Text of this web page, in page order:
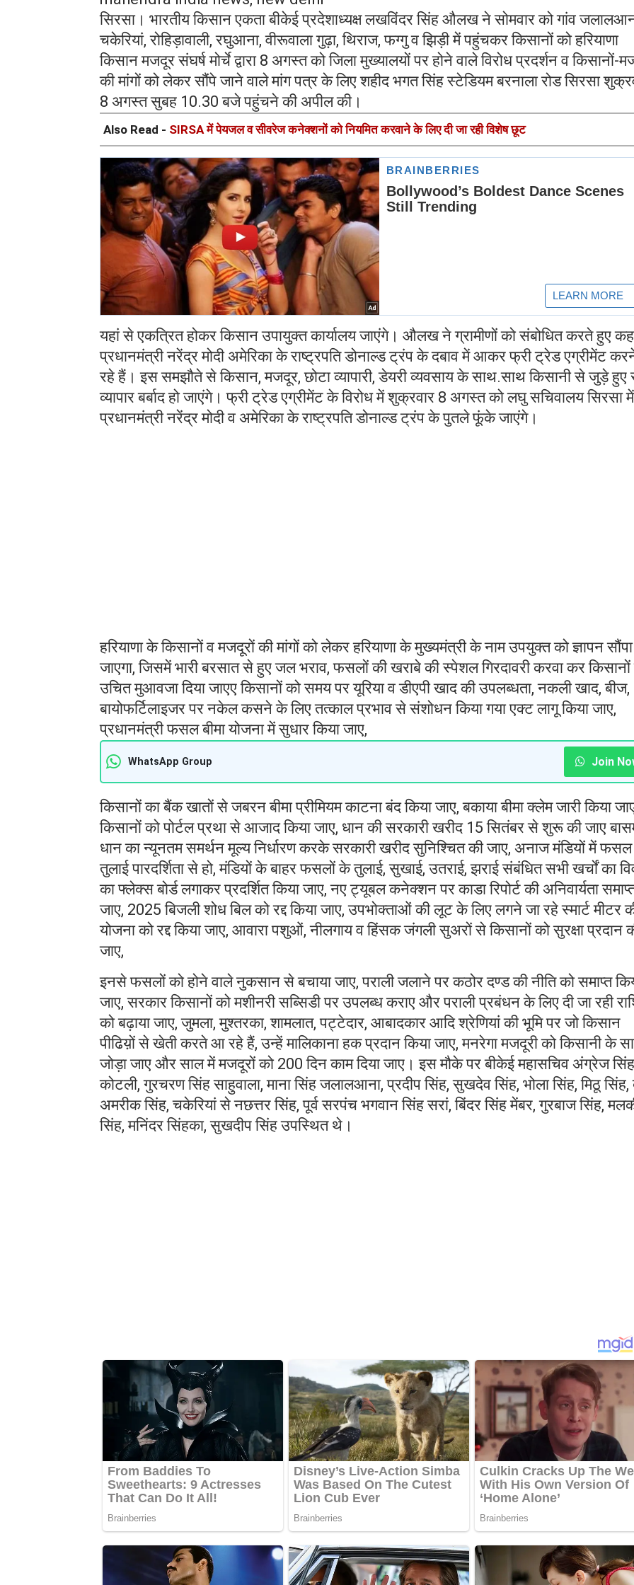
सिरसा। भारतीय किसान एकता बीकेई प्रदेशाध्यक्ष लखविंदर सिंह औलख ने सोमवार को गांव
चकेरियां, रोहिड़ावाली, रघुआना, वीरूवाला गुढ़ा, थिराज, फग्गु व झिड़ी में पहुंचकर किसानों को हरियाणा
किसान मजदूर संघर्ष मोर्चे द्वारा 8 अगस्त को जिला मुख्यालयों पर होने वाले विरोध प्रदर्शन व किसानों-
की मांगों को लेकर सौंपे जाने वाले मांग पत्र के लिए शहीद भगत सिंह स्टेडियम बरनाला रोड सिरसा
8 अगस्त सुबह 10.30 बजे पहुंचने की अपील की।
Also Read - SIRSA में पेयजल व सीवरेज कनेक्शनों को नियमित करवाने के लिए दी जा रही विशेष छूट
यहां से एकत्रित होकर किसान उपायुक्त कार्यालय जाएंगे। औलख ने ग्रामीणों को संबोधित करते हुए
प्रधानमंत्री नरेंद्र मोदी अमेरिका के राष्ट्रपति डोनाल्ड ट्रंप के दबाव में आकर फ्री ट्रेड एग्रीमेंट
रहे हैं। इस समझौते से किसान, मजदूर, छोटा व्यापारी, डेयरी व्यवसाय के साथ.साथ किसानी से जुड़े हुए
व्यापार बर्बाद हो जाएंगे। फ्री ट्रेड एग्रीमेंट के विरोध में शुक्रवार 8 अगस्त को लघु सचिवालय सिरसा में
प्रधानमंत्री नरेंद्र मोदी व अमेरिका के राष्ट्रपति डोनाल्ड ट्रंप के पुतले फूंके जाएंगे।
हरियाणा के किसानों व मजदूरों की मांगों को लेकर हरियाणा के मुख्यमंत्री के नाम उपयुक्त को ज्ञापन सौंपा
जाएगा, जिसमें भारी बरसात से हुए जल भराव, फसलों की खराबे की स्पेशल गिरदावरी करवा कर किसानों
उचित मुआवजा दिया जाएए किसानों को समय पर यूरिया व डीएपी खाद की उपलब्धता, नकली खाद, बीज,
बायोफर्टिलाइजर पर नकेल कसने के लिए तत्काल प्रभाव से संशोधन किया गया एक्ट लागू किया जाए,
प्रधानमंत्री फसल बीमा योजना में सुधार किया जाए,
WhatsApp Group Join
किसानों का बैंक खातों से जबरन बीमा प्रीमियम काटना बंद किया जाए, बकाया बीमा क्लेम जारी किया
किसानों को पोर्टल प्रथा से आजाद किया जाए, धान की सरकारी खरीद 15 सितंबर से शुरू की जाए
धान का न्यूनतम समर्थन मूल्य निर्धारण करके सरकारी खरीद सुनिश्चित की जाए, अनाज मंडियों में
तुलाई पारदर्शिता से हो, मंडियों के बाहर फसलों के तुलाई, सुखाई, उतराई, झराई संबंधित सभी खर्चों का
का फ्लेक्स बोर्ड लगाकर प्रदर्शित किया जाए, नए ट्यूबल कनेक्शन पर काडा रिपोर्ट की अनिवार्यता
जाए, 2025 बिजली शोध बिल को रद्द किया जाए, उपभोक्ताओं की लूट के लिए लगने जा रहे स्मार्ट मीटर
योजना को रद्द किया जाए, आवारा पशुओं, नीलगाय व हिंसक जंगली सुअरों से किसानों को सुरक्षा प्रदान
जाए,
इनसे फसलों को होने वाले नुकसान से बचाया जाए, पराली जलाने पर कठोर दण्ड की नीति को समाप्त
जाए, सरकार किसानों को मशीनरी सब्सिडी पर उपलब्ध कराए और पराली प्रबंधन के लिए दी जा रही
को बढ़ाया जाए, जुमला, मुश्तरका, शामलात, पट्टेदार, आबादकार आदि श्रेणियां की भूमि पर जो किसान
पीढिय़ों से खेती करते आ रहे हैं, उन्हें मालिकाना हक प्रदान किया जाए, मनरेगा मजदूरी को किसानी के
जोड़ा जाए और साल में मजदूरों को 200 दिन काम दिया जाए। इस मौके पर बीकेई महासचिव अंग्रेज सिंह
कोटली, गुरचरण सिंह साहुवाला, माना सिंह जलालआना, प्रदीप सिंह, सुखदेव सिंह, भोला सिंह, मिठू सिंह,
अमरीक सिंह, चकेरियां से नछत्तर सिंह, पूर्व सरपंच भगवान सिंह सरां, बिंदर सिंह मेंबर, गुरबाज सिंह,
सिंह, मनिंदर सिंहका, सुखदीप सिंह उपस्थित थे।